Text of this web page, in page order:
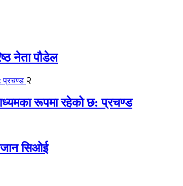
नेता पौडेल
२
रूपमा रहेको छ: प्रचण्ड
जान सिओई